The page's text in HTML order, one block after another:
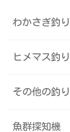
わかさぎ釣り
ヒメマス釣り
その他の釣り
魚群探知機